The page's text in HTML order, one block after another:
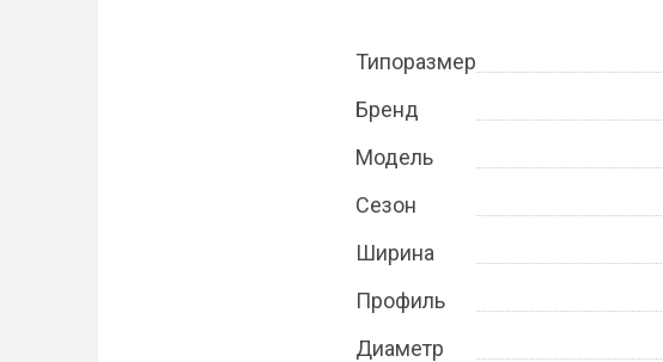
Типоразмер
Бренд
Модель
Сезон
Ширина
Профиль
Диаметр